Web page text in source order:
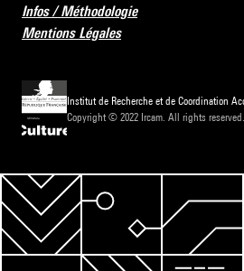
Infos / Méthodologie
Mentions Légales
Institut de Recherche et de Coordination
Copyright © 2022 Ircam. All rights reserved.